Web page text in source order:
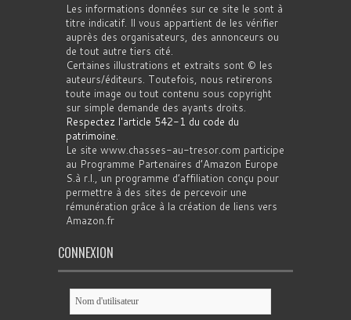
Les informations données sur ce site le sont à
titre indicatif. Il vous appartient de les vérifier
auprès des organisateurs, des annonceurs ou
de tout autre tiers cité.
Certaines illustrations et extraits sont © les
auteurs/éditeurs. Toutefois, nous retirerons
toute image ou tout contenu sous copyright
sur simple demande des ayants droits.
Respectez l'article 542-1 du code du
patrimoine.
Le site www.chasses-au-tresor.com participe
au Programme Partenaires d’Amazon Europe
S.à r.l., un programme d’affiliation conçu pour
permettre à des sites de percevoir une
rémunération grâce à la création de liens vers
Amazon.fr
CONNEXION